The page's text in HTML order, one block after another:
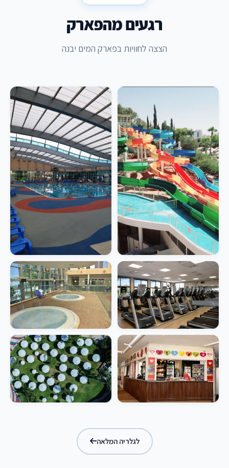
רגעים מהפארק
הצצה לחוויות בפארק המים יבנה
לגלריה המלאה